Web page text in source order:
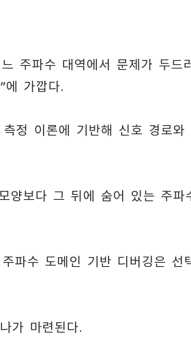
주파수 대역에서 문제가 두드
에 가깝다.
정 이론에 기반해 신호 경로와
양보다 그 뒤에 숨어 있는 주파
파수 도메인 기반 디버깅은 선
가 마련된다.